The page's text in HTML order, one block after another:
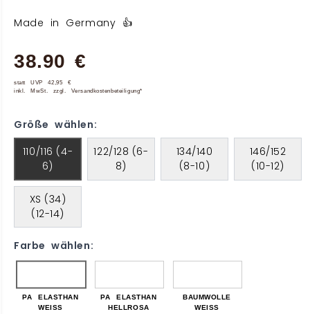
Made in Germany 👍
38.90 €
statt UVP 42,95 €
inkl. MwSt. zzgl. Versandkostenbeteiligung*
Größe wählen:
110/116 (4-
6)
122/128 (6-
8)
134/140
(8-10)
146/152
(10-12)
XS (34)
(12-14)
Farbe wählen:
PA ELASTHAN
WEISS
PA ELASTHAN
HELLROSA
BAUMWOLLE
WEISS